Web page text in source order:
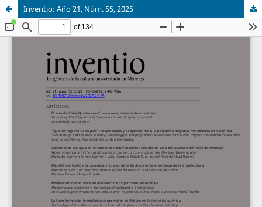
Inventio: Año 21, Núm. 55, 2025